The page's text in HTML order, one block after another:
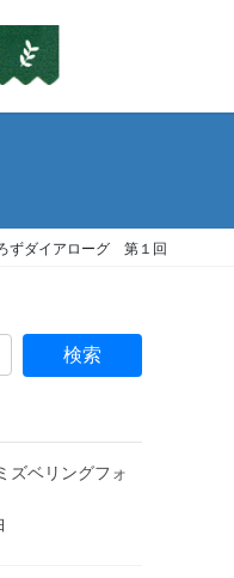
ずダイアローグ 第１回
ズベリングフォ